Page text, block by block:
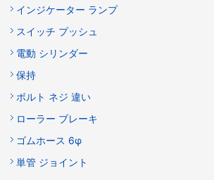
インジケーター ランプ
スイッチ プッシュ
電動 シリンダー
保持
ボルト ネジ 違い
ローラー ブレーキ
ゴムホース 6φ
単管 ジョイント